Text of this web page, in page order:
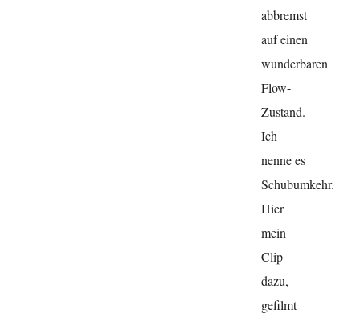
abbremst
auf einen
wunderbaren
Flow-
Zustand.
Ich
nenne es
Schubumkehr.
Hier
mein
Clip
dazu,
gefilmt